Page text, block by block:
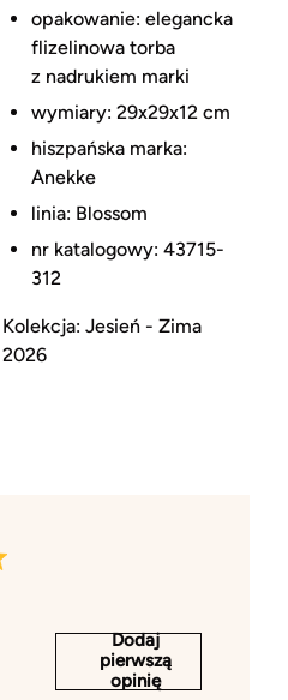
opakowanie: elegancka
flizelinowa torba
z nadrukiem marki
wymiary: 29x29x12 cm
hiszpańska marka:
Anekke
linia: Blossom
nr katalogowy: 43715-
312
Kolekcja: Jesień - Zima
2026
Dodaj
pierwszą
opinię